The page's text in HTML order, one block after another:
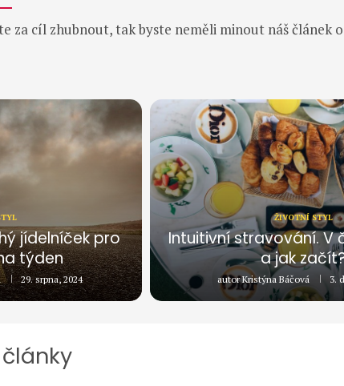
za cíl zhubnout, tak byste neměli minout náš článek
jídelníček pro
týden
29. srpna, 2024
ŽIVOTNÍ STYL
Intuitivní stravování. V
a jak
autorKristýna Báčová 3.